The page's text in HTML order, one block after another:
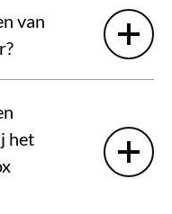
van
het